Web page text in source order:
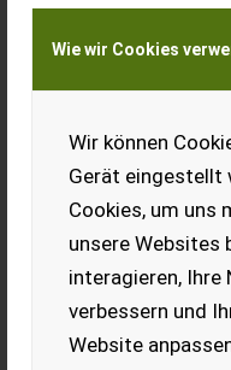
Wie wir Cookies
Wir können
Gerät eingestellt
Cookies, um uns
unsere Websites
interagieren, Ihre
verbessern und
Website
Meine
Transport von
Verkauf wegen